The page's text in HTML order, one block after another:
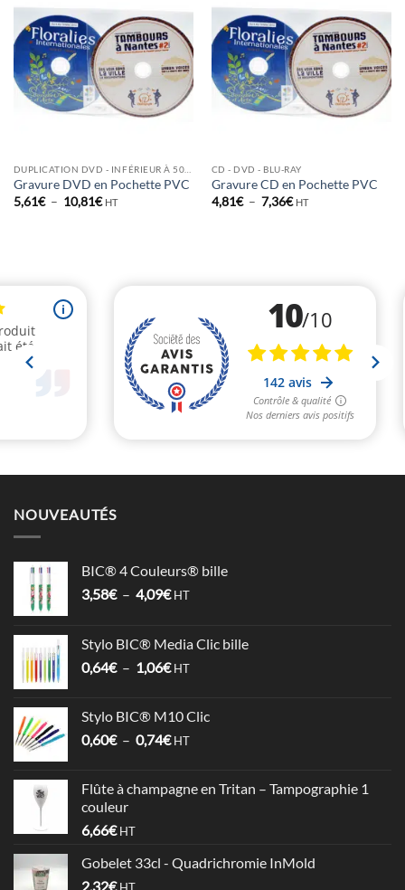
Gravure DVD en Pochette PVC
5,61€ – 10,81€Plage
HT
CD - DVD - BLU-RAY
Gravure CD en Pochette PVC
4,81€ – 7,36€Plage
HT
NOUVEAUTÉS
BIC® 4 Couleurs® bille
3,58€ – 4,09€Plage
3,58€
à
HT
Stylo BIC® Media Clic bille
0,64€ – 1,06€Plage
0,64€
à
HT
Stylo BIC® M10 Clic
0,60€ – 0,74€Plage
0,60€
HT
Flûte à champagne en Tritan – Tampographie 1
couleur
6,66€ HT
Gobelet 33cl - Quadrichromie InMold
2,32€